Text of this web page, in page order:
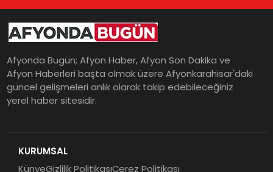
Afyonda Bugün; Afyon Haber, Afyon Son Dakika ve
Afyon Haberleri başta olmak üzere Afyonkarahisar'daki
güncel gelişmeleri anlık olarak takip edebileceğiniz
yerel haber sitesidir.
KURUMSAL
KünyeGizlilik PolitikasıÇerez Politikası